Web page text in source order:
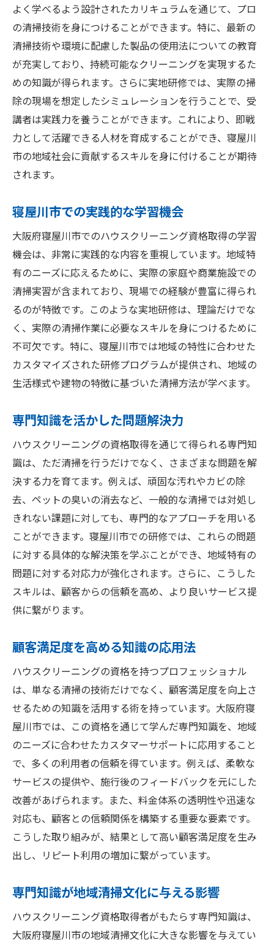
よく学べるよう設計されたカリキュラムを通じて、プロ
の清掃技術を身につけることができます。特に、最新の
清掃技術や環境に配慮した製品の使用法についての教育
が充実しており、持続可能なクリーニングを実現するた
めの知識が得られます。さらに実地研修では、実際の掃
除の現場を想定したシミュレーションを行うことで、受
講者は実践力を養うことができます。これにより、即戦
力として活躍できる人材を育成することができ、寝屋川
市の地域社会に貢献するスキルを身に付けることが期待
されます。
寝屋川市での実践的な学習機会
大阪府寝屋川市でのハウスクリーニング資格取得の学習
機会は、非常に実践的な内容を重視しています。地域特
有のニーズに応えるために、実際の家庭や商業施設での
清掃実習が含まれており、現場での経験が豊富に得られ
るのが特徴です。このような実地研修は、理論だけでな
く、実際の清掃作業に必要なスキルを身につけるために
不可欠です。特に、寝屋川市では地域の特性に合わせた
カスタマイズされた研修プログラムが提供され、地域の
生活様式や建物の特徴に基づいた清掃方法が学べます。
専門知識を活かした問題解決力
ハウスクリーニングの資格取得を通じて得られる専門知
識は、ただ清掃を行うだけでなく、さまざまな問題を解
決する力を育てます。例えば、頑固な汚れやカビの除
去、ペットの臭いの消去など、一般的な清掃では対処し
きれない課題に対しても、専門的なアプローチを用いる
ことができます。寝屋川市での研修では、これらの問題
に対する具体的な解決策を学ぶことができ、地域特有の
問題に対する対応力が強化されます。さらに、こうした
スキルは、顧客からの信頼を高め、より良いサービス提
供に繋がります。
顧客満足度を高める知識の応用法
ハウスクリーニングの資格を持つプロフェッショナル
は、単なる清掃の技術だけでなく、顧客満足度を向上さ
せるための知識を活用する術を持っています。大阪府寝
屋川市では、この資格を通じて学んだ専門知識を、地域
のニーズに合わせたカスタマーサポートに応用すること
で、多くの利用者の信頼を得ています。例えば、柔軟な
サービスの提供や、施行後のフィードバックを元にした
改善があげられます。また、料金体系の透明性や迅速な
対応も、顧客との信頼関係を構築する重要な要素です。
こうした取り組みが、結果として高い顧客満足度を生み
出し、リピート利用の増加に繋がっています。
専門知識が地域清掃文化に与える影響
ハウスクリーニング資格取得者がもたらす専門知識は、
大阪府寝屋川市の地域清掃文化に大きな影響を与えてい